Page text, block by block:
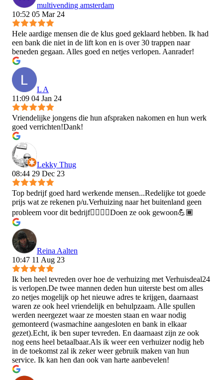
multivending amsterdam
10:52 05 Mar 24
Hele aardige mensen die de klus goed geklaard hebben. Ik had
een bank die niet in de lift kon en is over 30 trappen naar
beneden gegaan. Alles goed en netjes verlopen. Aanrader!
L A
11:09 04 Jan 24
Vriendelijke jongens die hun afspraken nakomen en hun werk
goed verrichten!Dank!
Lekky Thug
08:44 29 Dec 23
Top bedrijf goed hard werkende mensen...Redelijke tot goede
prijs wat ze rekenen p/u.Verhuizing naar het buitenland geen
probleem voor dit bedrijf👍🏾👍🏾Doen ze ook gewoon💪🏾
Reina Aalten
10:47 11 Aug 23
Ik ben heel tevreden over hoe de verhuizing met Verhuisdeal24
is verlopen.De twee mannen deden hun uiterste best om alles
zo netjes mogelijk op het nieuwe adres te krijgen, daarnaast
waren ze ook heel vriendelijk en behulpzaam. Alle spullen
werden neergezet waar ze moesten staan en waar nodig
gemonteerd (wasmachine aangesloten en bank in elkaar
gezet).Echt, ik ben super tevreden. En daarnaast zijn ze ook
nog eens heel betaalbaar.Als ik weer een verhuizer nodig heb
in de toekomst zal ik zeker weer gebruik maken van hun
service. Ik kan hen dan ook van harte aanbevelen!